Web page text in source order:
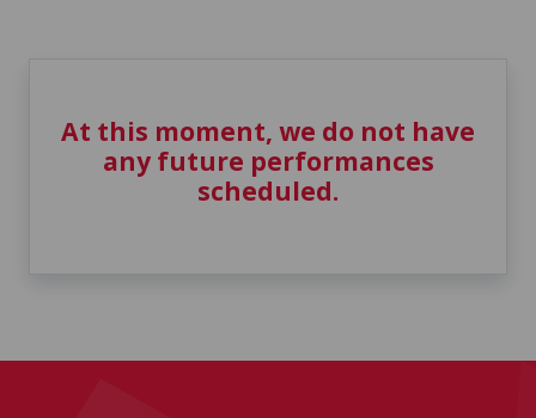
At this moment, we do not have
any future performances
scheduled.